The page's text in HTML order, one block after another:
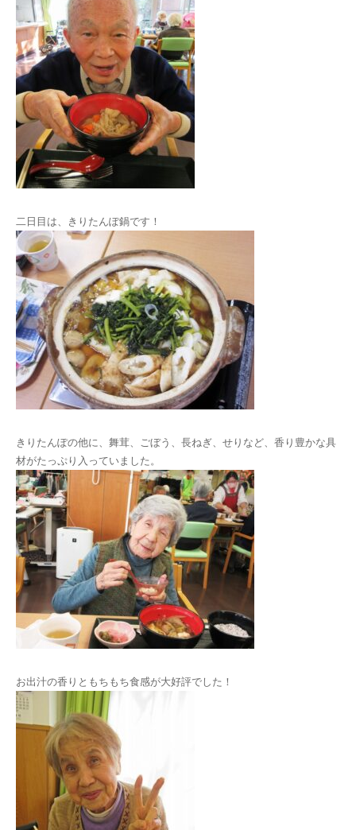
二日目は、きりたんぽ鍋です！
きりたんぽの他に、舞茸、ごぼう、長ねぎ、せりなど、香り豊かな具
材がたっぷり入っていました。
お出汁の香りともちもち食感が大好評でした！